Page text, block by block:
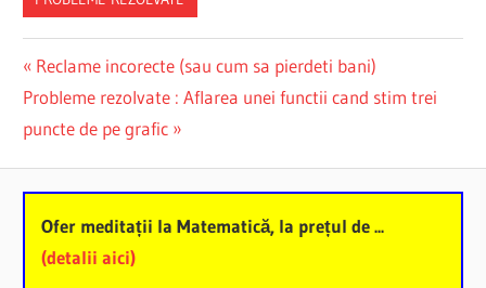
Post
navigation
Previous
Post:
Reclame incorecte (sau cum sa pierdeti bani)
Next
Post:
Probleme rezolvate : Aflarea unei functii cand stim trei
puncte de pe grafic
Ofer meditații la Matematică, la prețul de ...
(detalii aici)